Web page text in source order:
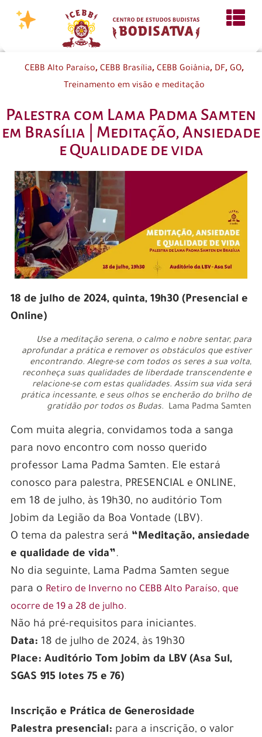
CEBB Alto Paraíso, CEBB Brasília, CEBB Goiânia, DF, GO,
Treinamento em visão e meditação
Palestra com Lama Padma Samten
em Brasília | Meditação, Ansiedade
e Qualidade de vida
18 de julho de 2024, quinta, 19h30 (Presencial e
Online)
Use a meditação serena, o calmo e nobre sentar, para
aprofundar a prática e remover os obstáculos que estiver
encontrando. Alegre-se com todos os seres a sua volta,
reconheça suas qualidades de liberdade transcendente e
relacione-se com estas qualidades. Assim sua vida será
prática incessante, e seus olhos se encherão do brilho de
gratidão por todos os Budas. Lama Padma Samten
Com muita alegria, convidamos toda a sanga
para novo encontro com nosso querido
professor Lama Padma Samten. Ele estará
conosco para palestra, PRESENCIAL e ONLINE,
em 18 de julho, às 19h30, no auditório Tom
Jobim da Legião da Boa Vontade (LBV).
O tema da palestra será “Meditação, ansiedade
e qualidade de vida”.
No dia seguinte, Lama Padma Samten segue
para o Retiro de Inverno no CEBB Alto Paraíso, que
ocorre de 19 a 28 de julho.
Não há pré-requisitos para iniciantes.
Data: 18 de julho de 2024, às 19h30
Place: Auditório Tom Jobim da LBV (Asa Sul,
SGAS 915 lotes 75 e 76)
Inscrição e Prática de Generosidade
Palestra presencial: para a inscrição, o valor